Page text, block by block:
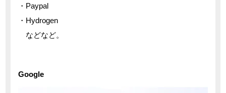
・Paypal
・Hydrogen
などなど。
Google